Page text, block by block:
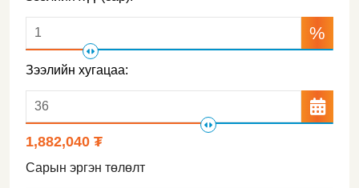
%
Зээлийн хугацаа:
1,882,040 ₮
Сарын эргэн төлөлт